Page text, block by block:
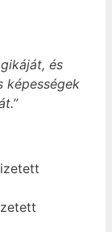
és
képességek